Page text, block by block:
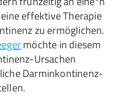
effektive Therapie
zu ermöglichen.
möchte in diesem
Ursachen
Darminkontinenz-